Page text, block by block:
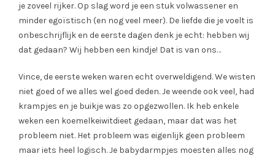
je zoveel rijker. Op slag word je een stuk volwassener en
minder egoïstisch (en nog veel meer). De liefde die je voelt is
onbeschrijflijk en de eerste dagen denk je echt: hebben wij
dat gedaan? Wij hebben een kindje! Dat is van ons…
Vince, de eerste weken waren echt overweldigend. We wisten
niet goed of we alles wel goed deden. Je weende ook veel, had
krampjes en je buikje was zo opgezwollen. Ik heb enkele
weken een koemelkeiwitdieet gedaan, maar dat was het
probleem niet. Het probleem was eigenlijk geen probleem
maar iets heel logisch. Je babydarmpjes moesten alles nog